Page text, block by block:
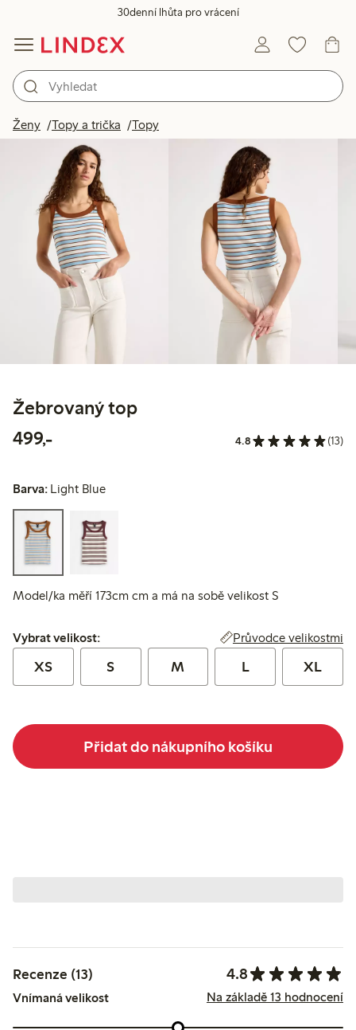
30denní lhůta pro vrácení
Ženy Topy a trička Topy
Žebrovaný top
499,-499,00 Kč 4.8 (13)
Barva: Light Blue
Model/ka měří 173cm cm a má na sobě velikost S
Vybrat velikost:
Vybrat velikost: Průvodce velikostmi
XS S M L XL
Přidat do nákupního košíku
Recenze (13) 4.8
Vnímaná velikost Na základě 13 hodnocení